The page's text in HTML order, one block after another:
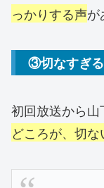
っかりする声が
③切なすぎる
初回放送から
どころが、切な